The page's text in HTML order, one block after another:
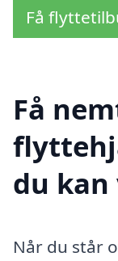
Få
Få
du
Når du står